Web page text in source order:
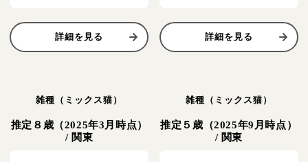
詳細を見る 詳細を見る
雑種（ミックス猫）
推定８歳（2025年3月時点）
/ 関東
雑種（ミックス猫）
推定５歳（2025年9月時点）
/ 関東